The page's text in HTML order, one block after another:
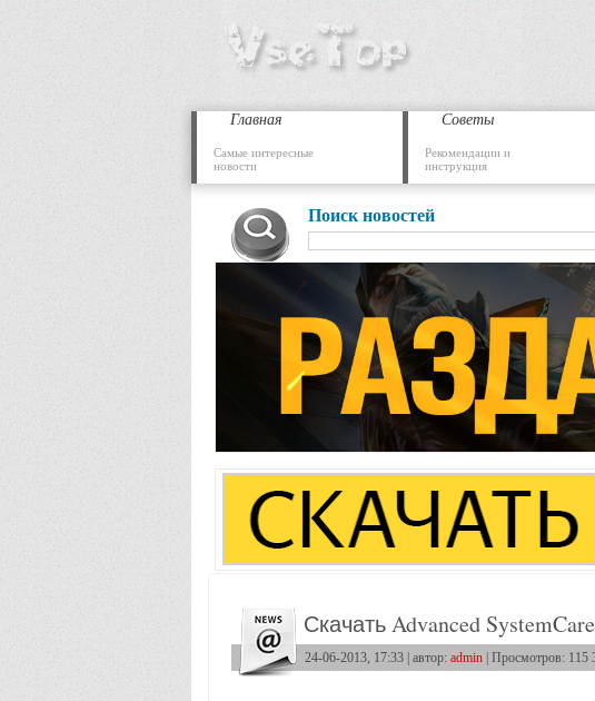
Главная
Самые интересные
новости
Советы
Рекомендации и
инструкция
Поиск новостей
Скачать Advanced
24-06-2013, 17:33 | автор: admin | Просмотров: 115